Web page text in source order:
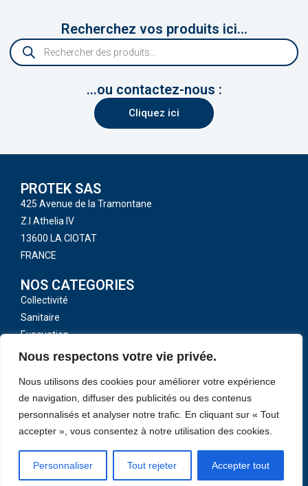
Nous respectons votre vie privée.
Nous utilisons des cookies pour améliorer votre expérience
de navigation, diffuser des publicités ou des contenus
personnalisés et analyser notre trafic. En cliquant sur « Tout
accepter », vous consentez à notre utilisation des cookies.
Personnaliser Tout rejeter Accepter tout
Recherchez vos produits ici...
...ou contactez-nous :
Cliquez ici
PROTEK SAS
425 Avenue de la Tramontane
Z.I Athelia IV
13600 LA CIOTAT
FRANCE
NOS CATEGORIES
Collectivité
Sanitaire
Evacuation
Toutes nos catégories
LIENS UTILES
CGV
Mentions légales
Politique de confidentialité
Contactez-Nous
Copyright 2026 © PROTEK SAS